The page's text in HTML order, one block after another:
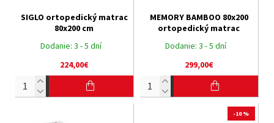
Dodanie: 3 - 5 dní
SIGLO ortopedický matrac
80x200 cm
224,00€
Dodanie: 3 - 5 dní
MEMORY BAMBOO 80x200
ortopedický matrac
299,00€
-10 %